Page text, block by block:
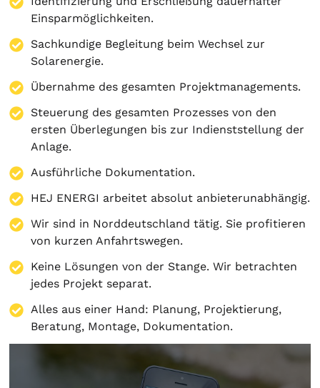
Einsparmöglichkeiten.
Sachkundige Begleitung beim Wechsel zur
Solarenergie.
Übernahme des gesamten Projektmanagements.
Steuerung des gesamten Prozesses von den
ersten Überlegungen bis zur Indienststellung der
Anlage.
Ausführliche Dokumentation.
HEJ ENERGI arbeitet absolut anbieterunabhängig.
Wir sind in Norddeutschland tätig. Sie profitieren
von kurzen Anfahrtswegen.
Keine Lösungen von der Stange. Wir betrachten
jedes Projekt separat.
Alles aus einer Hand: Planung, Projektierung,
Beratung, Montage, Dokumentation.